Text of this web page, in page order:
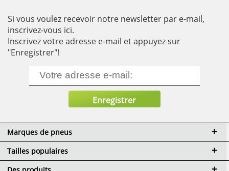
Si vous voulez recevoir notre newsletter par e-mail,
inscrivez-vous ici.
Inscrivez votre adresse e-mail et appuyez sur
"Enregistrer"!
Marques de pneus
Tailles populaires